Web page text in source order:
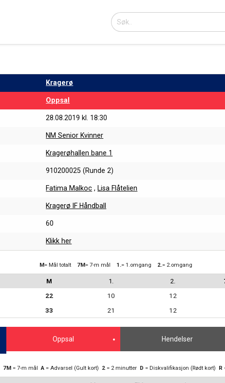
Kragerø
Oppsal
28.08.2019 kl. 18:30
NM Senior Kvinner
Kragerøhallen bane 1
910200025 (Runde 2)
Fatima Malkoc ,Lisa Flåtelien
Kragerø IF Håndball
60
Klikk her
M 1. 2.
M= Mål totalt 7M= 7-m mål 1.= 1.omgang 2.= 2.omgang
22 10 12
33 21 12
Oppsal Hendelser
7M= 7-m mål A= Advarsel (Gult kort) 2= 2 minutter D = Diskvalifikasjon (Rødt kort) R